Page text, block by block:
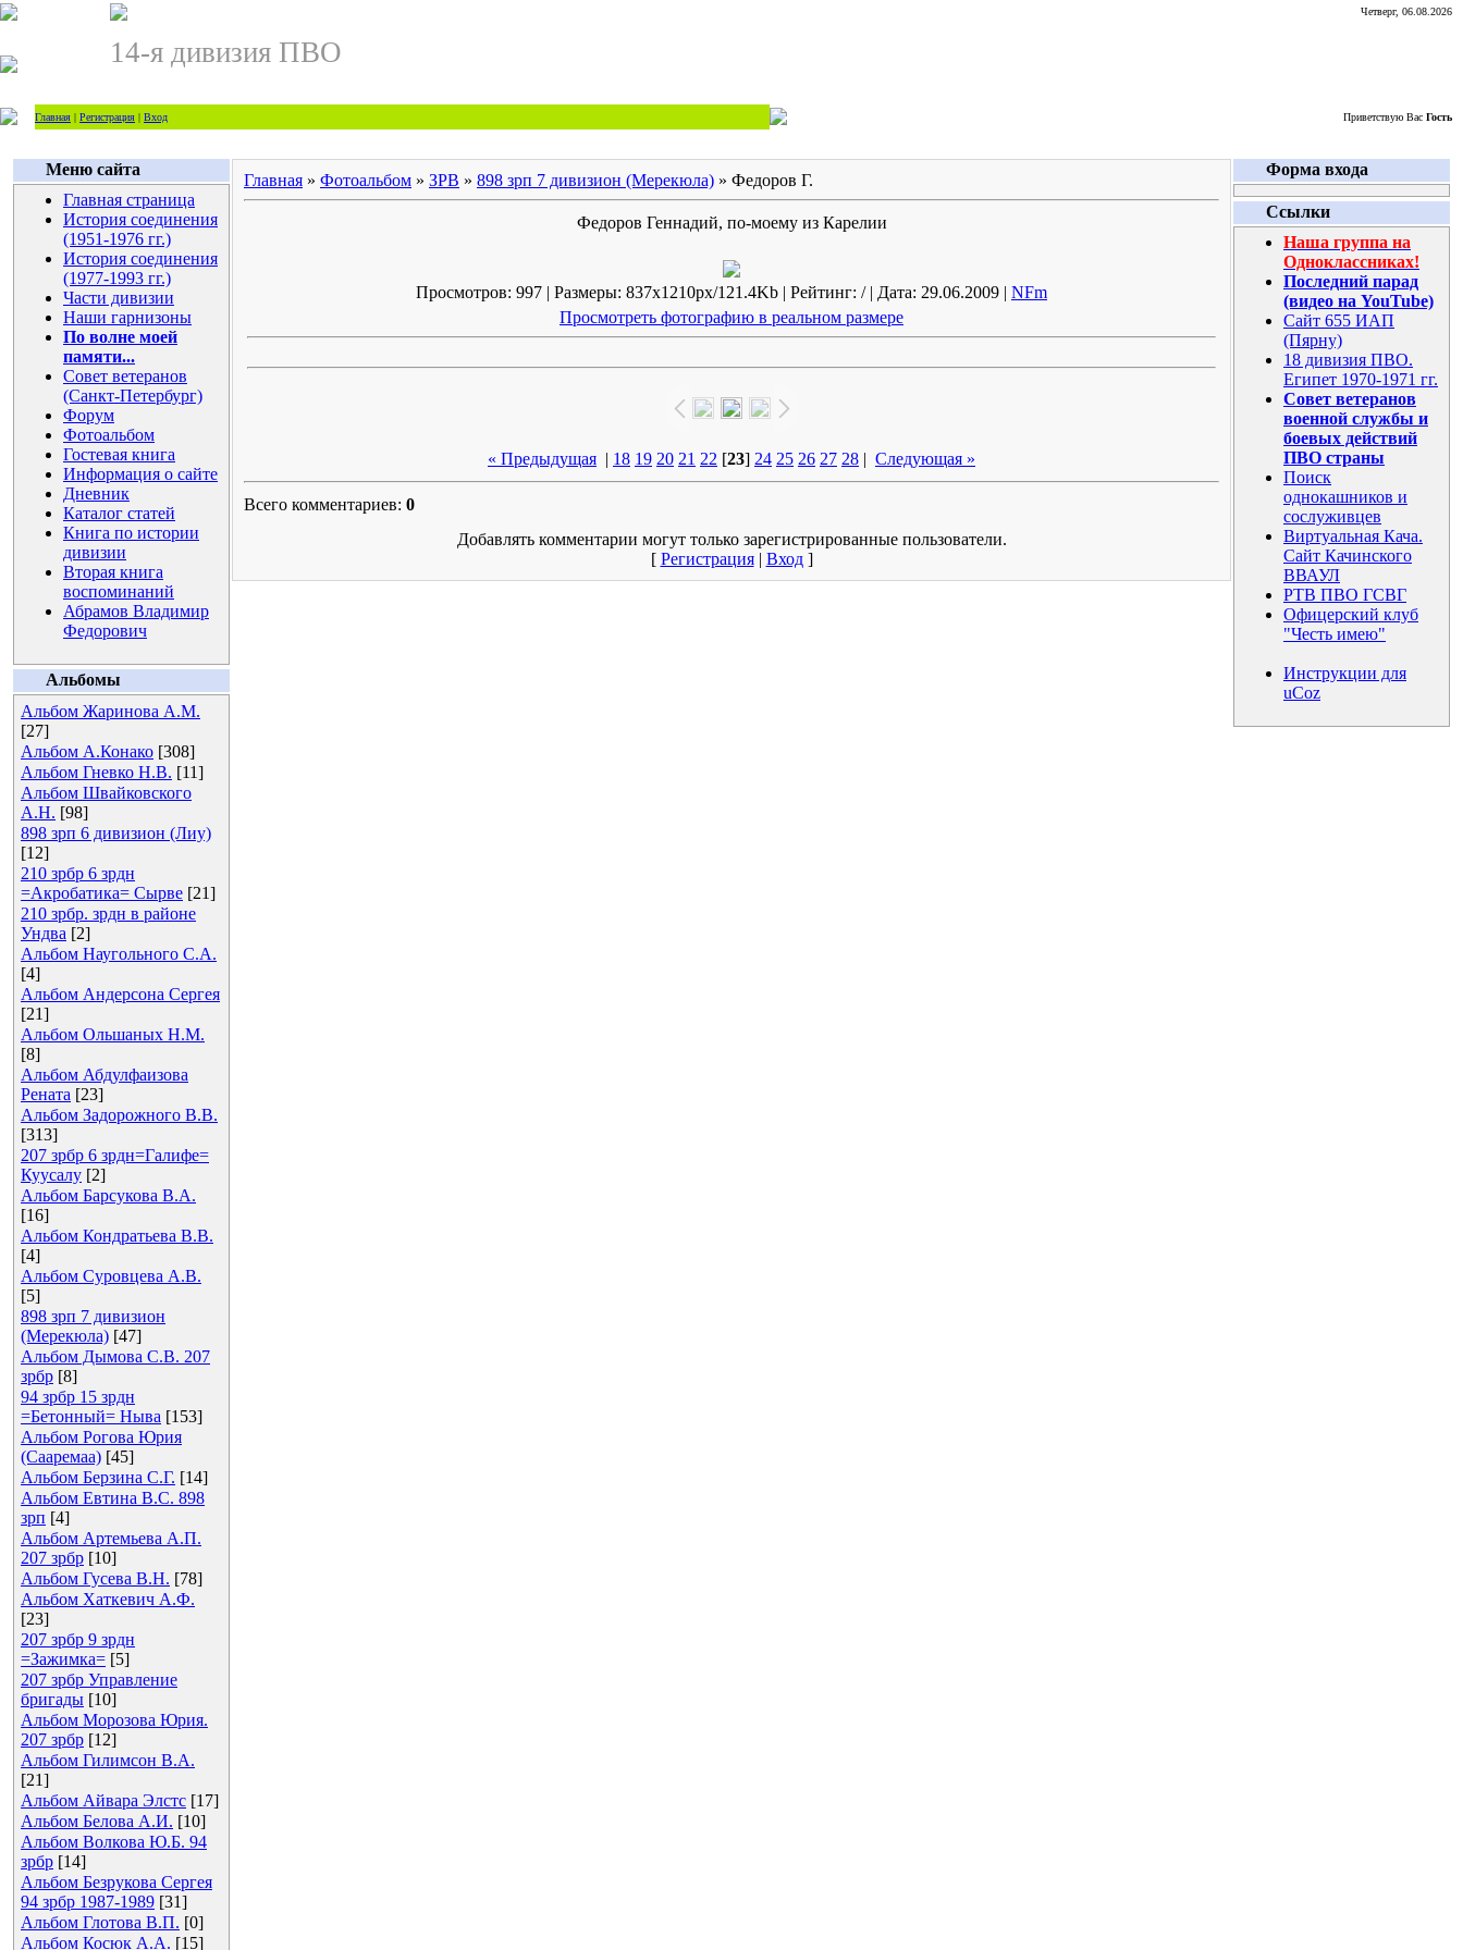
Четверг, 06.08.2026
14-я дивизия ПВО
Главная | Регистрация | Вход Приветствую Вас Гость
Меню сайта
Главная страница
История соединения
(1951-1976 гг.)
История соединения
(1977-1993 гг.)
Части дивизии
Наши гарнизоны
По волне моей
памяти...
Совет ветеранов
(Санкт-Петербург)
Форум
Фотоальбом
Гостевая книга
Информация о сайте
Дневник
Каталог статей
Книга по истории
дивизии
Вторая книга
воспоминаний
Абрамов Владимир
Федорович
Альбомы
Альбом Жаринова А.М.
[27]
Альбом А.Конако [308]
Альбом Гневко Н.В. [11]
Альбом Швайковского
А.Н. [98]
898 зрп 6 дивизион (Лиу)
[12]
210 зрбр 6 зрдн
=Акробатика= Сырве [21]
210 зрбр. зрдн в районе
Ундва [2]
Альбом Наугольного С.А.
[4]
Альбом Андерсона Сергея
[21]
Альбом Ольшаных Н.М.
[8]
Альбом Абдулфаизова
Рената [23]
Альбом Задорожного В.В.
[313]
207 зрбр 6 зрдн=Галифе=
Куусалу [2]
Альбом Барсукова В.А.
[16]
Альбом Кондратьева В.В.
[4]
Альбом Суровцева А.В.
[5]
898 зрп 7 дивизион
(Мерекюла) [47]
Альбом Дымова С.В. 207
зрбр [8]
94 зрбр 15 зрдн
=Бетонный= Ныва [153]
Альбом Рогова Юрия
(Сааремаа) [45]
Альбом Берзина С.Г. [14]
Альбом Евтина В.С. 898
зрп [4]
Альбом Артемьева А.П.
207 зрбр [10]
Альбом Гусева В.Н. [78]
Альбом Хаткевич А.Ф.
[23]
207 зрбр 9 зрдн
=Зажимка= [5]
207 зрбр Управление
бригады [10]
Альбом Морозова Юрия.
207 зрбр [12]
Альбом Гилимсон В.А.
[21]
Альбом Айвара Элстс [17]
Альбом Белова А.И. [10]
Альбом Волкова Ю.Б. 94
зрбр [14]
Альбом Безрукова Сергея
94 зрбр 1987-1989 [31]
Альбом Глотова В.П. [0]
Альбом Косюк А.А. [15]
Главная » Фотоальбом » ЗРВ » 898 зрп 7 дивизион (Мерекюла) » Федоров Г.
Федоров Геннадий, по-моему из Карелии
Просмотров: 997 | Размеры: 837x1210px/121.4Kb | Рейтинг: / | Дата: 29.06.2009 | NFm
Просмотреть фотографию в реальном размере
« Предыдущая | 18 19 20 21 22 [23] 24 25 26 27 28 | Следующая »
Всего комментариев: 0
Добавлять комментарии могут только зарегистрированные пользователи.
[ Регистрация| Вход]
Форма входа
Ссылки
Наша группа на
Одноклассниках!
Последний парад
(видео на YouTube)
Сайт 655 ИАП
(Пярну)
18 дивизия ПВО.
Египет 1970-1971 гг.
Совет ветеранов
военной службы и
боевых действий
ПВО страны
Поиск
однокашников и
сослуживцев
Виртуальная Кача.
Сайт Качинского
ВВАУЛ
РТВ ПВО ГСВГ
Офицерский клуб
"Честь имею"
Инструкции для
uCoz